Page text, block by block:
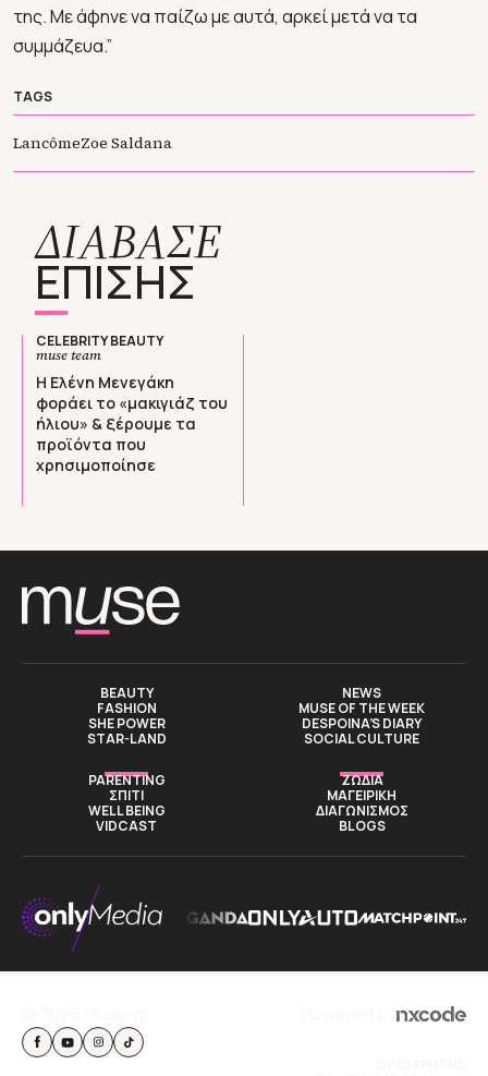
της. Με άφηνε να παίζω με αυτά, αρκεί μετά να τα
συμμάζευα.”
TAGS
LancômeZoe Saldana
ΔΙΑΒΑΣΕ
ΕΠΙΣΗΣ
CELEBRITY BEAUTY
muse team
Η Ελένη Μενεγάκη
φοράει το «μακιγιάζ του
ήλιου» & ξέρουμε τα
προϊόντα που
χρησιμοποίησε
BEAUTY
FASHION
SHE POWER
STAR-LAND
NEWS
MUSE OF THE WEEK
DESPOINA’S DIARY
SOCIAL CULTURE
PARENTING
ΣΠΙΤΙ
WELL BEING
VIDCAST
ΖΩΔΙΑ
ΜΑΓΕΙΡΙΚΗ
ΔΙΑΓΩΝΙΣΜΟΣ
BLOGS